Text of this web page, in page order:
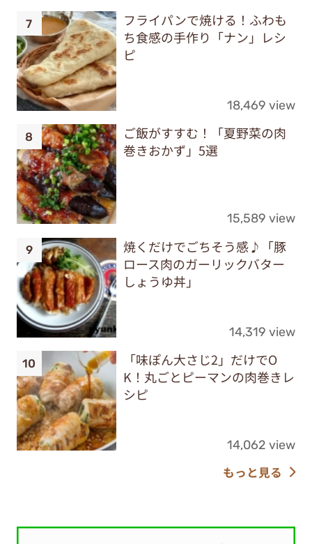
フライパンで焼ける！ふわも
ち食感の手作り「ナン」レシ
ピ
18,469 view
ご飯がすすむ！「夏野菜の肉
巻きおかず」5選
15,589 view
焼くだけでごちそう感♪「豚
ロース肉のガーリックバター
しょうゆ丼」
14,319 view
「味ぽん大さじ2」だけでO
K！丸ごとピーマンの肉巻きレ
シピ
14,062 view
もっと見る